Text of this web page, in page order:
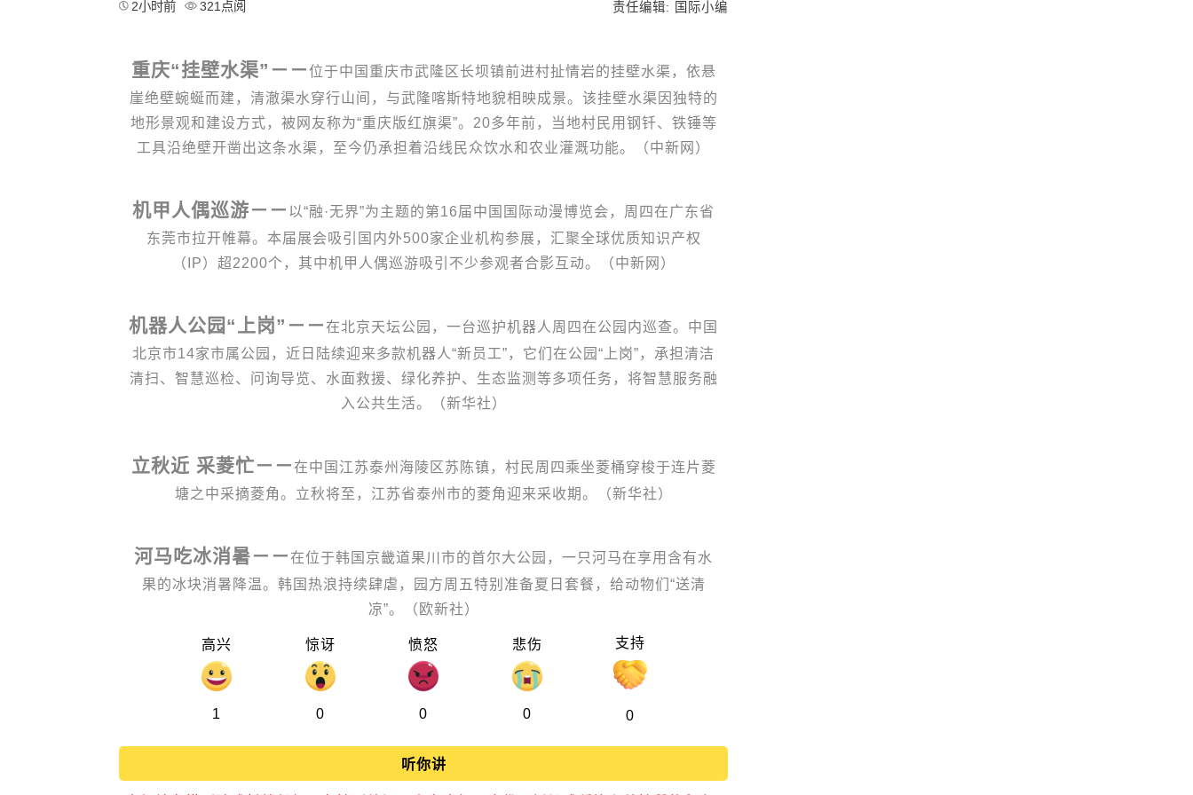
2小时前 321点阅 责任编辑: 国际小编
重庆“挂壁水渠”－－ 位于中国重庆市武隆区长坝镇前进村扯情岩的挂壁水渠，依悬
崖绝壁蜿蜒而建，清澈渠水穿行山间，与武隆喀斯特地貌相映成景。该挂壁水渠因独特的
地形景观和建设方式，被网友称为“重庆版红旗渠”。20多年前，当地村民用钢钎、铁锤等
工具沿绝壁开凿出这条水渠，至今仍承担着沿线民众饮水和农业灌溉功能。（中新网）
机甲人偶巡游－－ 以“融·无界”为主题的第16届中国国际动漫博览会，周四在广东省
东莞市拉开帷幕。本届展会吸引国内外500家企业机构参展，汇聚全球优质知识产权
（IP）超2200个，其中机甲人偶巡游吸引不少参观者合影互动。（中新网）
机器人公园“上岗”－－在北京天坛公园，一台巡护机器人周四在公园内巡查。中国
北京市14家市属公园，近日陆续迎来多款机器人“新员工”，它们在公园“上岗”，承担清洁
清扫、智慧巡检、问询导览、水面救援、绿化养护、生态监测等多项任务，将智慧服务融
入公共生活。（新华社）
立秋近 采菱忙－－在中国江苏泰州海陵区苏陈镇，村民周四乘坐菱桶穿梭于连片菱
塘之中采摘菱角。立秋将至，江苏省泰州市的菱角迎来采收期。（新华社）
河马吃冰消暑－－在位于韩国京畿道果川市的首尔大公园，一只河马在享用含有水
果的冰块消暑降温。韩国热浪持续肆虐，园方周五特别准备夏日套餐，给动物们“送清
凉”。（欧新社）
高兴
1
惊讶
0
愤怒
0
悲伤
0
支持
0
听你讲